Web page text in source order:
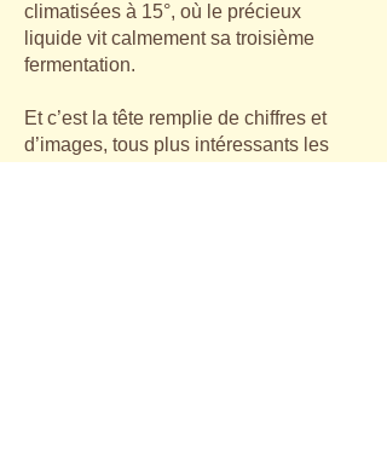
climatisées à 15°, où le précieux
liquide vit calmement sa troisième
fermentation.
Et c’est la tête remplie de chiffres et
d’images, tous plus intéressants les